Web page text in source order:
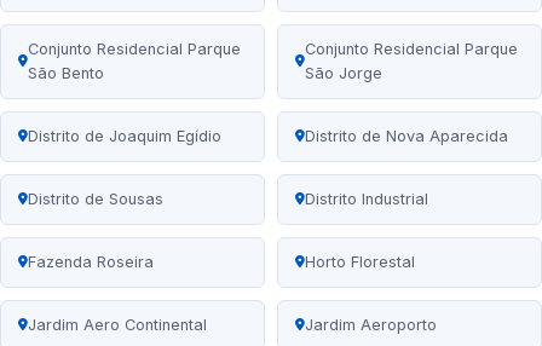
Conjunto Residencial Parque
São Bento
Conjunto Residencial Parque
São Jorge
Distrito de Joaquim Egídio Distrito de Nova Aparecida
Distrito de Sousas Distrito Industrial
Fazenda Roseira Horto Florestal
Jardim Aero Continental Jardim Aeroporto